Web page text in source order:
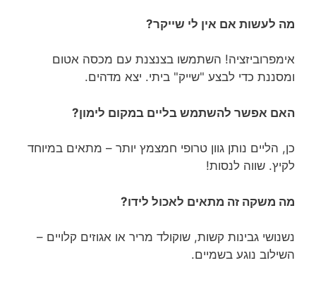
מה לעשות אם אין לי שייקר?
אימפרוביזציה! השתמשו בצנצנת עם מכסה אטום
ומסננת כדי לבצע "שייק" ביתי. יצא מדהים.
האם אפשר להשתמש בליים במקום לימון?
כן, הליים נותן גוון טרופי חמצמץ יותר – מתאים במיוחד
לקיץ. שווה לנסות!
מה משקה זה מתאים לאכול לידו?
נשנושי גבינות קשות, שוקולד מריר או אגוזים קלויים –
השילוב נוגע בשמיים.